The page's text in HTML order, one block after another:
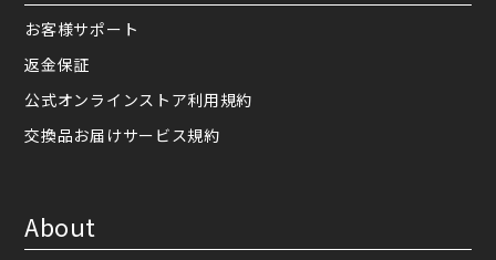
お客様サポート
返金保証
公式オンラインストア利用規約
交換品お届けサービス規約
About